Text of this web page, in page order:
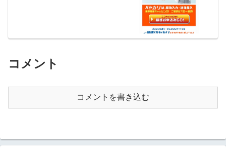
コメント
コメントを書き込む